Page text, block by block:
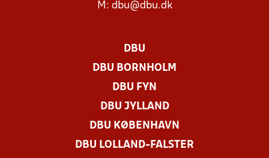
M: dbu@dbu.dk
DBU
DBU BORNHOLM
DBU FYN
DBU JYLLAND
DBU KØBENHAVN
DBU LOLLAND-FALSTER